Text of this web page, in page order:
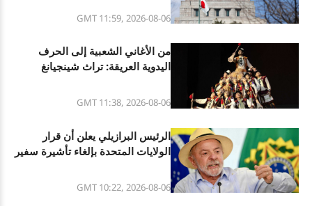
تحت الميل العسكري الجديد
GMT 11:59, 2026-08-06
من الأغاني الشعبية إلى الحرف
اليدوية العريقة: تراث شينجيانغ
GMT 11:38, 2026-08-06
الرئيس البرازيلي يعلن أن قرار
الولايات المتحدة بإلغاء تأشيرة سفير
GMT 10:22, 2026-08-06